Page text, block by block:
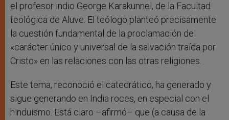
el profesor indio George Karakunnel, de la Facultad
teológica de Aluve. El teólogo planteó precisamente
la cuestión fundamental de la proclamación del
«carácter único y universal de la salvación traída por
Cristo» en las relaciones con las otras religiones.
Este tema, reconoció el catedrático, ha generado y
sigue generando en India roces, en especial con el
hinduismo. Está claro –afirmó– que (a causa de la